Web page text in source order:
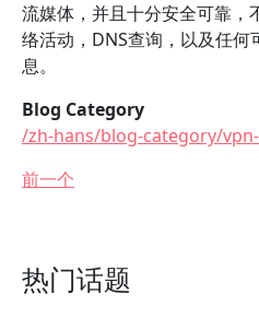
流媒体，并且十分安全可靠，
络活动，DNS查询，以及任
息。
Blog Category
/zh-hans/blog-category/
前一个
热门话题